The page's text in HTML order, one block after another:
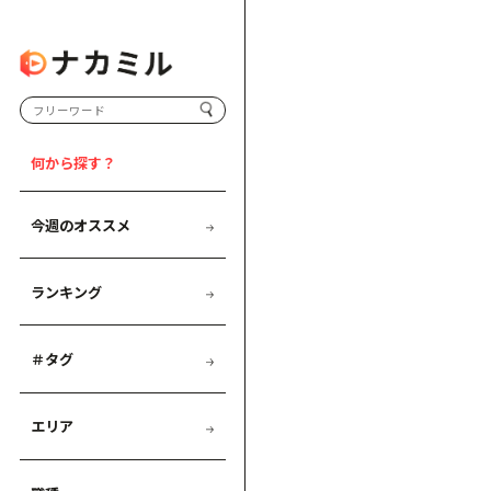
何から探す？
今週のオススメ
ランキング
＃タグ
エリア